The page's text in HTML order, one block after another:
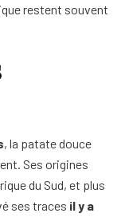
restent souvent
, la patate douce
Ses origines
du Sud, et plus
ses traces il y a